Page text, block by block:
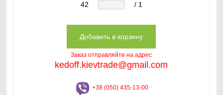
42
/ 1
Заказ отправляйте на адрес
kedoff.kievtrade@gmail.com
+38 (050) 435-13-00